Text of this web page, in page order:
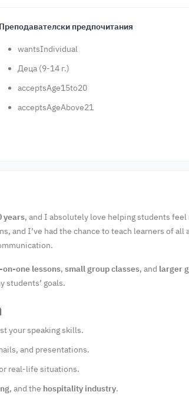
Преподавателски предпочитания
wantsIndividual
Деца (9-14 г.)
acceptsAge15to20
acceptsAgeAbove21
years, and I absolutely love helping students
and I’ve had the chance to teach learners of
on-one lessons, small group classes, and larger
students’ goals.
your speaking skills.
and presentations.
real-life situations.
, and the hospitality industry.